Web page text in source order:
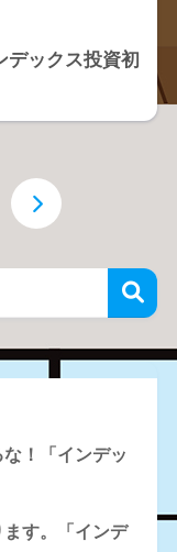
デックス投資初
！「インデッ
す。「インデ